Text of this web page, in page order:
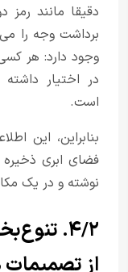
دقیقا مانند
برداشت وجه را
وجود دارد: هر
در اختیار
است.
بنابراین، این
فضای ابری ذخیره
نوشته و در یک
۴/۲.
از